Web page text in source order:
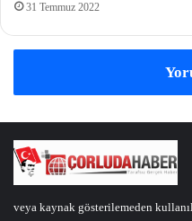
31 Temmuz 2022
veya kaynak gösterilemeden